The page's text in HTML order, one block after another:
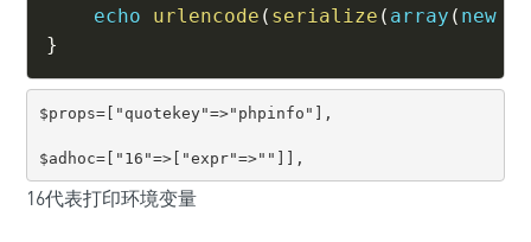
echo
urlencode ( serialize ( array ( new
}
$props=["quotekey"=>"phpinfo"],
16代表打印环境变量